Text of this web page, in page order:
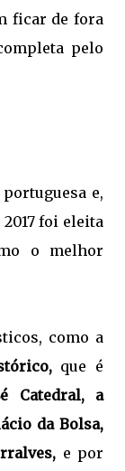
ficar de fora
pelo
e,
foi eleita
o melhor
que é
Sé Catedral, a
e por